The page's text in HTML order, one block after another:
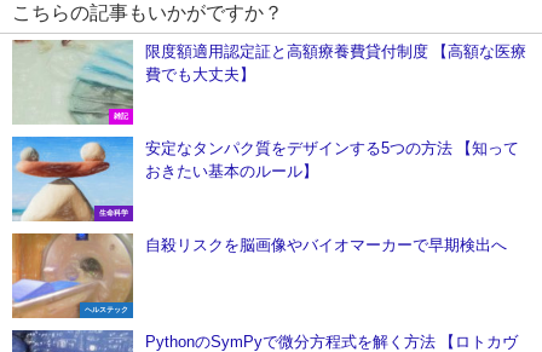
こちらの記事もいかがですか？
雑記
限度額適用認定証と高額療養費貸付制度 【高額な医療
費でも大丈夫】
生命科学
安定なタンパク質をデザインする5つの方法 【知って
おきたい基本のルール】
ヘルステック
自殺リスクを脳画像やバイオマーカーで早期検出へ
PythonのSymPyで微分方程式を解く方法 【ロトカヴ